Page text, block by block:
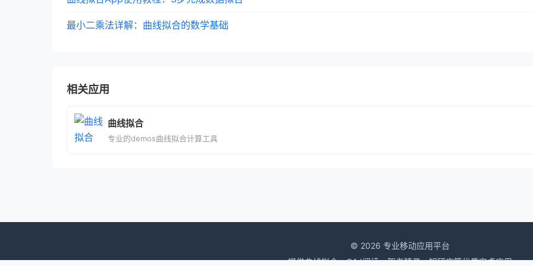
最小二乘法详解：曲线拟合的数学基础
相关应用
曲线拟合
专业的demos曲线拟合计算工具
© 2026 专业移动应用平台
提供曲线拟合、CAJ阅读、驾考精灵、知研库等优质安卓应用